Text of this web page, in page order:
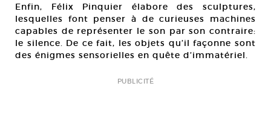
Enfin, Félix Pinquier élabore des sculptures,
lesquelles font penser à de curieuses machines
capables de représenter le son par son contraire:
le silence. De ce fait, les objets qu’il façonne sont
des énigmes sensorielles en quête d’immatériel.
PUBLICITÉ